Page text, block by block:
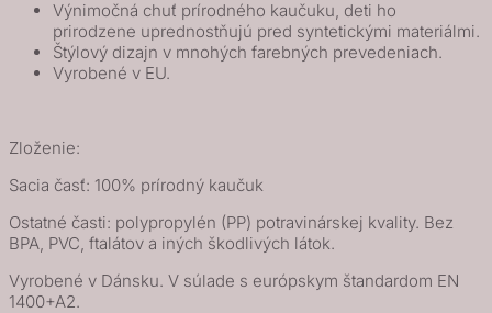
Výnimočná chuť prírodného kaučuku, deti ho
prirodzene uprednostňujú pred syntetickými materiálmi.
Štýlový dizajn v mnohých farebných prevedeniach.
Vyrobené v EU.
Zloženie:
Sacia časť: 100% prírodný kaučuk
Ostatné časti: polypropylén (PP) potravinárskej kvality. Bez
BPA, PVC, ftalátov a iných škodlivých látok.
Vyrobené v Dánsku. V súlade s európskym štandardom EN
1400+A2.